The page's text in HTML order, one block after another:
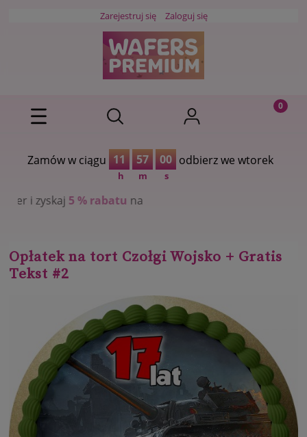
Zarejestruj się Zaloguj się
Zamów w ciągu 11
h
56
m
59
s
odbierz we wtorek
na
Opłatek na tort Czołgi Wojsko + Gratis
Tekst #2